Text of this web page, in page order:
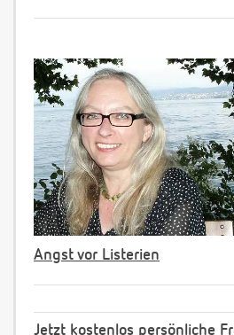
Angst vor Listerien
Jetzt kostenlos persönliche